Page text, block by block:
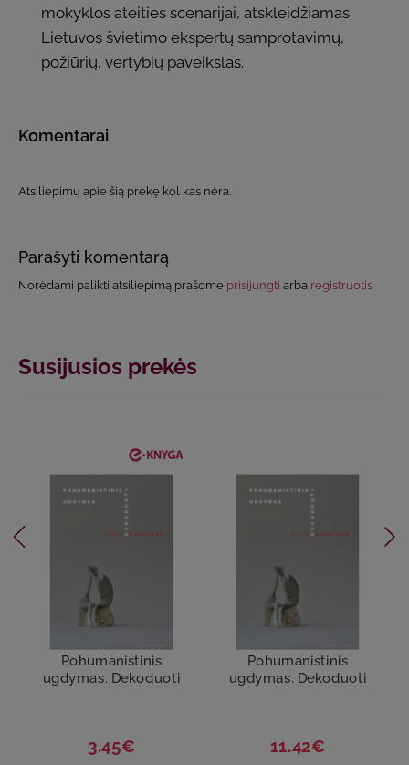
mokyklos ateities scenarijai, atskleidžiamas
Lietuvos švietimo ekspertų samprotavimų,
požiūrių, vertybių paveikslas.
Komentarai
Atsiliepimų apie šią prekę kol kas nėra.
Parašyti komentarą
Norėdami palikti atsiliepimą prašome prisijungti arba registruotis
Susijusios prekės
Pohumanistinis
ugdymas. Dekoduoti
3.45€
Pohumanistinis
ugdymas. Dekoduoti
11.42€